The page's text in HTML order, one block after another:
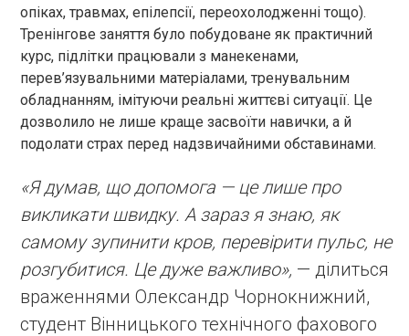
опіках, травмах, епілепсії, переохолодженні тощо).
Тренінгове заняття було побудоване як практичний
курс, підлітки працювали з манекенами,
перев’язувальними матеріалами, тренувальним
обладнанням, імітуючи реальні життєві ситуації. Це
дозволило не лише краще засвоїти навички, а й
подолати страх перед надзвичайними обставинами.
«Я думав, що допомога — це лише про
викликати швидку. А зараз я знаю, як
самому зупинити кров, перевірити пульс, не
розгубитися. Це дуже важливо», — ділиться
враженнями Олександр Чорнокнижний,
студент Вінницького технічного фахового